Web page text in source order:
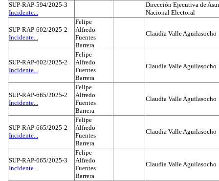
SUP-RAP-594/2025-3
Incidente...
Dirección Ejecutiva de
Nacional Electoral
SUP-RAP-602/2025-2
Incidente...
Felipe
Alfredo
Fuentes
Barrera
Claudia Valle Aguilasocho
SUP-RAP-602/2025-2
Incidente...
Felipe
Alfredo
Fuentes
Barrera
Claudia Valle Aguilasocho
SUP-RAP-665/2025-2
Incidente...
Felipe
Alfredo
Fuentes
Barrera
Claudia Valle Aguilasocho
SUP-RAP-665/2025-2
Incidente...
Felipe
Alfredo
Fuentes
Barrera
Claudia Valle Aguilasocho
SUP-RAP-665/2025-3
Incidente...
Felipe
Alfredo
Fuentes
Barrera
Claudia Valle Aguilasocho